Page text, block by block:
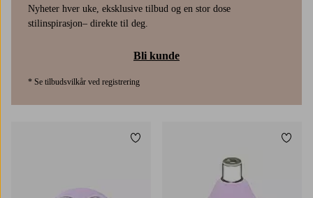
Nyheter hver uke, eksklusive tilbud og en stor dose
stilinspirasjon– direkte til deg.
Bli kunde
* Se tilbudsvilkår ved registrering
Legg til favoritter